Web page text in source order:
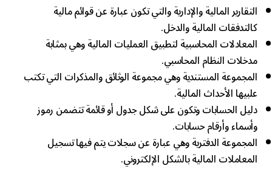
التقارير المالية والإدارية والتي تكون عبارة عن قوائم مالية
كالتدفقات المالية والدخل.
المعادلات المحاسبية لتطبيق العمليات المالية وهي بمثابة
مدخلات النظام المحاسبي.
المجموعة المستندية وهي مجموعة الوثائق والمذكرات التي تكتب
علبيها الأحداث المالية.
دليل الحسابات وتكون على شكل جدول أو قائمة تتضمن رموز
وأسماء وأرقام حسابات.
المجموعة الدفترية وهي عبارة عن سجلات يتم فيها تسجيل
المعاملات المالية بالشكل الإلكتروني.